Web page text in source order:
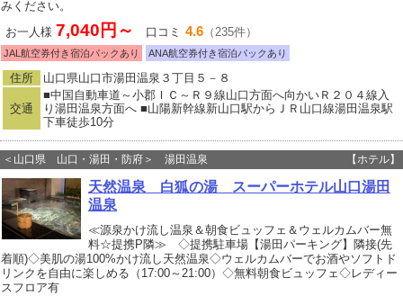
みください。
お一人様 7,040円～ 口コミ 4.6 （235件）
JAL航空券付き宿泊パックあり ANA航空券付き宿泊パックあり
住所 山口県山口市湯田温泉３丁目５－８
交通
■中国自動車道～小郡ＩＣ～Ｒ９線山口方面へ向かいＲ２０４線入
り湯田温泉方面へ ■山陽新幹線新山口駅からＪＲ山口線湯田温泉駅
下車徒歩10分
＜山口県 山口・湯田・防府＞ 湯田温泉 【ホテル】
天然温泉 白狐の湯 スーパーホテル山口湯田
温泉
≪源泉かけ流し温泉＆朝食ビュッフェ＆ウェルカムバー無
料☆提携P隣≫ ◇提携駐車場【湯田パーキング】隣接(先
着順)◇美肌の湯100%かけ流し天然温泉◇ウェルカムバーでお酒やソフトド
リンクを自由に楽しめる（17:00～21:00）◇無料朝食ビュッフェ◇レディー
スフロア有